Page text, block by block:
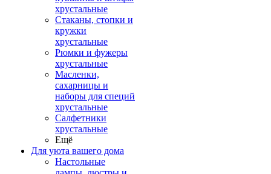
хрустальные
Стаканы, стопки и
кружки
хрустальные
Рюмки и фужеры
хрустальные
Масленки,
сахарницы и
наборы для специй
хрустальные
Салфетники
хрустальные
Ещё
Для уюта вашего дома
Настольные